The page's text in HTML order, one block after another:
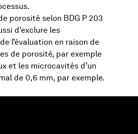
porosité selon BDG P 203
d’exclure les
l’évaluation en raison de
de porosité, par exemple
et les microcavités d’un
de 0,6 mm, par exemple.